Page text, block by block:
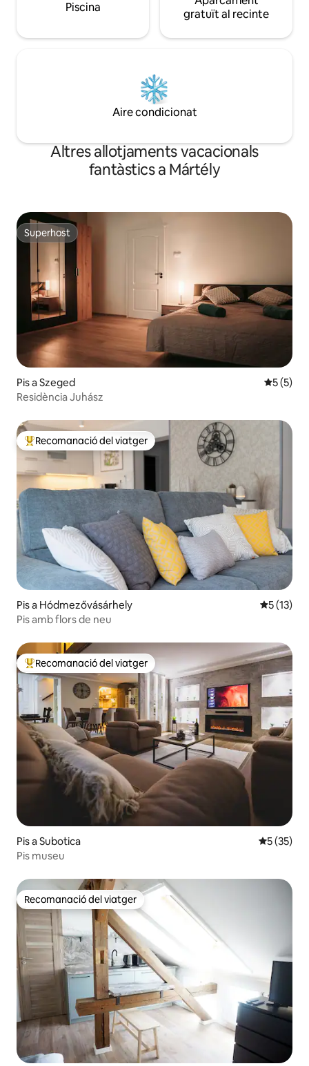
Piscina
gratuït al recinte
Aire condicionat
Altres allotjaments vacacionals
fantàstics a Mártély
Superhost
Superhost
Pis a Szeged 5 de
5 (5)
Residència Juhász
Principals recomanacions dels viatgers
Recomanació del viatger
Pis a Hódmezővásárhely 5 de
5 (13)
Pis amb flors de neu
Principals recomanacions dels viatgers
Recomanació del viatger
Pis a Subotica 5 de
5 (35)
Pis museu
Recomanació del viatger
Recomanació del viatger